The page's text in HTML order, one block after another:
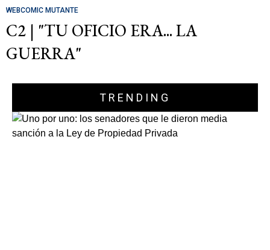
WEBCOMIC MUTANTE
C2 | "TU OFICIO ERA... LA
GUERRA"
TRENDING